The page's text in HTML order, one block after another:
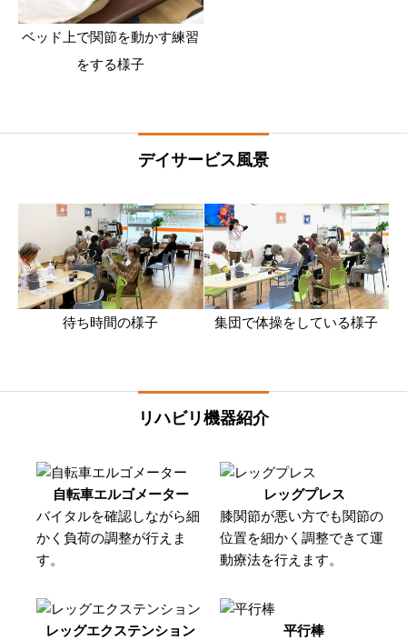
ベッド上で関節を動かす練習
をする様子
デイサービス風景
待ち時間の様子 集団で体操をしている様子
リハビリ機器紹介
自転車エルゴメーター
バイタルを確認しながら細
かく負荷の調整が行えま
す。
レッグプレス
膝関節が悪い方でも関節の
位置を細かく調整できて運
動療法を行えます。
レッグエクステンション
平行棒